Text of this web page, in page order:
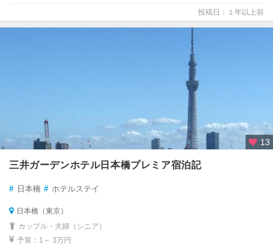
投稿日：１年以上前
13
三井ガーデンホテル日本橋プレミア宿泊記
# 日本橋 # ホテルステイ
日本橋（東京）
カップル・夫婦（シニア）
予算：1～ 3万円